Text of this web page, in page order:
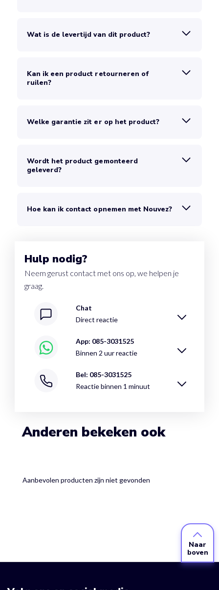
Wat is de levertijd van dit product?
Kan ik een product retourneren of
ruilen?
Welke garantie zit er op het product?
Wordt het product gemonteerd
geleverd?
Hoe kan ik contact opnemen met Nouvez?
Hulp nodig?
Neem gerust contact met ons op, we helpen je
graag.
Chat
Direct reactie
App: 085-3031525
Binnen 2 uur reactie
Bel: 085-3031525
Reactie binnen 1 minuut
Anderen bekeken ook
Aanbevolen producten zijn niet gevonden
Naar
boven